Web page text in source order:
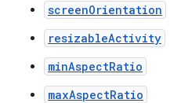
screenOrientation
resizableActivity
minAspectRatio
maxAspectRatio